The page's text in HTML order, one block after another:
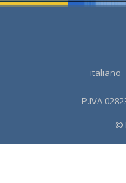
italiano
P.IVA
©